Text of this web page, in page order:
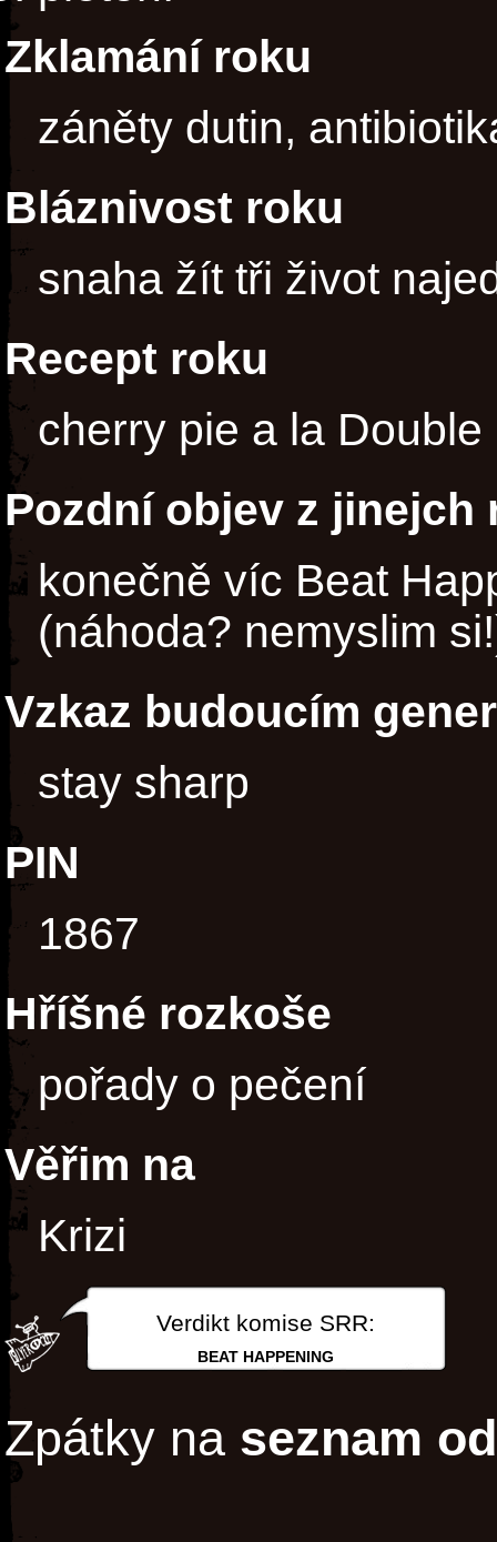
Zklamání roku
záněty dutin,
Bláznivost roku
snaha žít tři život
Recept roku
cherry pie a la Double
Pozdní objev z jinejch
konečně víc Beat
(náhoda? nemyslim
Vzkaz budoucím
stay sharp
PIN
1867
Hříšné rozkoše
pořady o pečení
Věřim na
Krizi
Verdikt komise SRR:
BEAT HAPPENING
Zpátky na seznam